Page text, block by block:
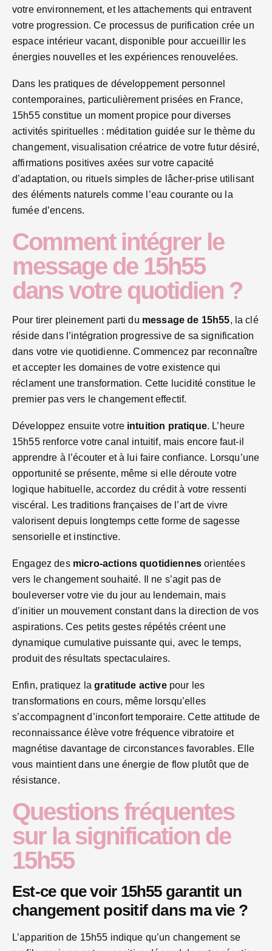
votre environnement, et les attachements qui entravent
votre progression. Ce processus de purification crée un
espace intérieur vacant, disponible pour accueillir les
énergies nouvelles et les expériences renouvelées.
Dans les pratiques de développement personnel
contemporaines, particulièrement prisées en France,
15h55 constitue un moment propice pour diverses
activités spirituelles : méditation guidée sur le thème du
changement, visualisation créatrice de votre futur désiré,
affirmations positives axées sur votre capacité
d’adaptation, ou rituels simples de lâcher-prise utilisant
des éléments naturels comme l’eau courante ou la
fumée d’encens.
Comment intégrer le
message de 15h55
dans votre quotidien ?
Pour tirer pleinement parti du message de 15h55, la clé
réside dans l’intégration progressive de sa signification
dans votre vie quotidienne. Commencez par reconnaître
et accepter les domaines de votre existence qui
réclament une transformation. Cette lucidité constitue le
premier pas vers le changement effectif.
Développez ensuite votre intuition pratique. L’heure
15h55 renforce votre canal intuitif, mais encore faut-il
apprendre à l’écouter et à lui faire confiance. Lorsqu’une
opportunité se présente, même si elle déroute votre
logique habituelle, accordez du crédit à votre ressenti
viscéral. Les traditions françaises de l’art de vivre
valorisent depuis longtemps cette forme de sagesse
sensorielle et instinctive.
Engagez des micro-actions quotidiennes orientées
vers le changement souhaité. Il ne s’agit pas de
bouleverser votre vie du jour au lendemain, mais
d’initier un mouvement constant dans la direction de vos
aspirations. Ces petits gestes répétés créent une
dynamique cumulative puissante qui, avec le temps,
produit des résultats spectaculaires.
Enfin, pratiquez lagratitude activepour les
transformations en cours, même lorsqu’elles
s’accompagnent d’inconfort temporaire. Cette attitude de
reconnaissance élève votre fréquence vibratoire et
magnétise davantage de circonstances favorables. Elle
vous maintient dans une énergie de flow plutôt que de
résistance.
Questions fréquentes
sur la signification de
15h55
Est-ce que voir 15h55 garantit un
changement positif dans ma vie ?
L’apparition de 15h55 indique qu’un changement se